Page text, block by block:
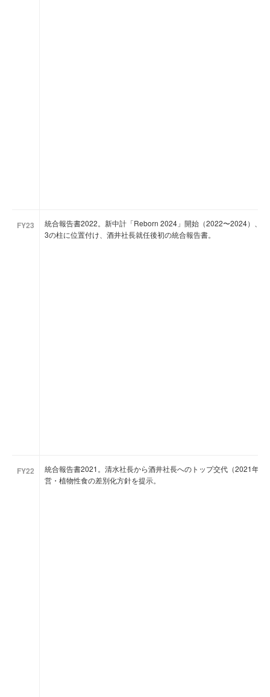
FY23
統合報告書2022。新中計「Reborn 2024」開始（2022〜2024）、
3の柱に位置付け、酒井社長就任後初の統合報告書。
FY22
統合報告書2021。清水社長から酒井社長へのトップ交代（2021年4
営・植物性食の差別化方針を提示。